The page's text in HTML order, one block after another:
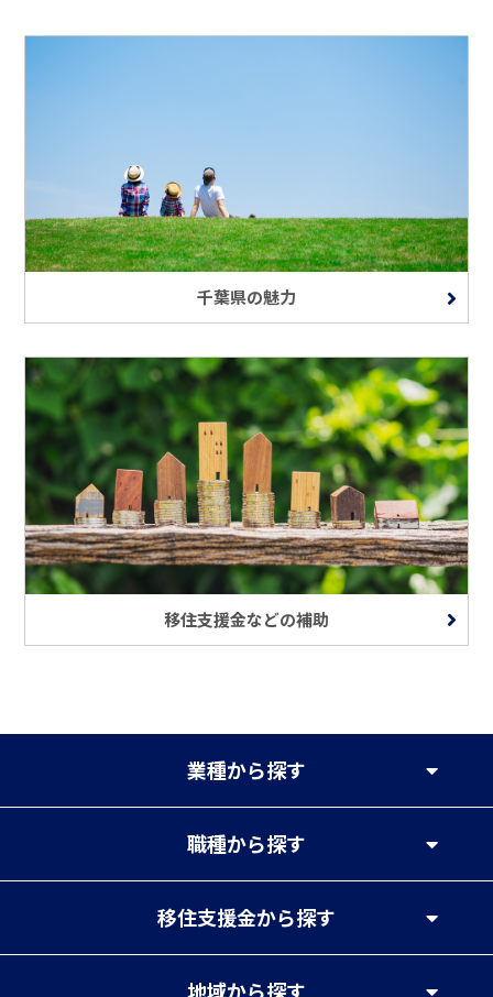
千葉県の魅力
移住支援金などの補助
業種から探す
職種から探す
移住支援金から探す